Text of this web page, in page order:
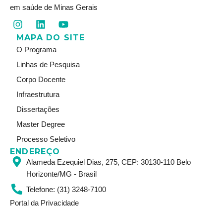
em saúde de Minas Gerais
I
n
s
t
a
g
r
a
m
L
i
n
k
e
d
i
n
Y
o
u
u
b
e
MAPA DO SITE
O Programa
Linhas de Pesquisa
Corpo Docente
Infraestrutura
Dissertações
Master Degree
Processo Seletivo
ENDEREÇO
Alameda Ezequiel Dias, 275, CEP: 30130-110 Belo
Horizonte/MG - Brasil
Telefone: (31) 3248-7100
Portal da Privacidade